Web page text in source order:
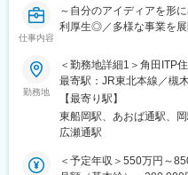
勢が求められます。
る拡張期で、新ブランド
す。オーナーシップを尊
ルで挑戦し、チームづく
す。1on1や高い基準に触
たい方に最適です。
■会社補足
男性向けスキンケア＆ボ
仕事内容
～自分のアイディアを形
利厚生◎／多様な事業を
■採用背景：
アイリスオーヤマの主要
めに、ユーザー目線で情
間を募集します。
■期待すること（ミッショ
お客様に付加価値を感じ
ことです。
勤務地
＜勤務地詳細1＞角田ITP
最寄駅：JR東北本線／槻
地詳細2＞アイリス青葉
アイリス青葉ビル 8階勤
動喫煙対策：屋内全面禁
【最寄り駅】
東船岡駅、あおば通駅、
広瀬通駅
＜予定年収＞550万円～